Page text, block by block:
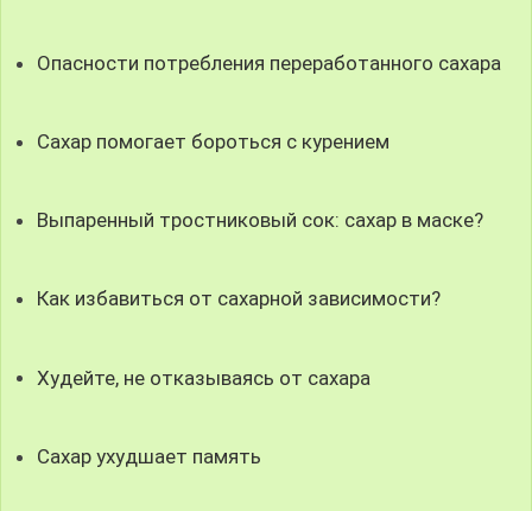
Опасности потребления переработанного сахара
Сахар помогает бороться с курением
Выпаренный тростниковый сок: сахар в маске?
Как избавиться от сахарной зависимости?
Худейте, не отказываясь от сахара
Сахар ухудшает память